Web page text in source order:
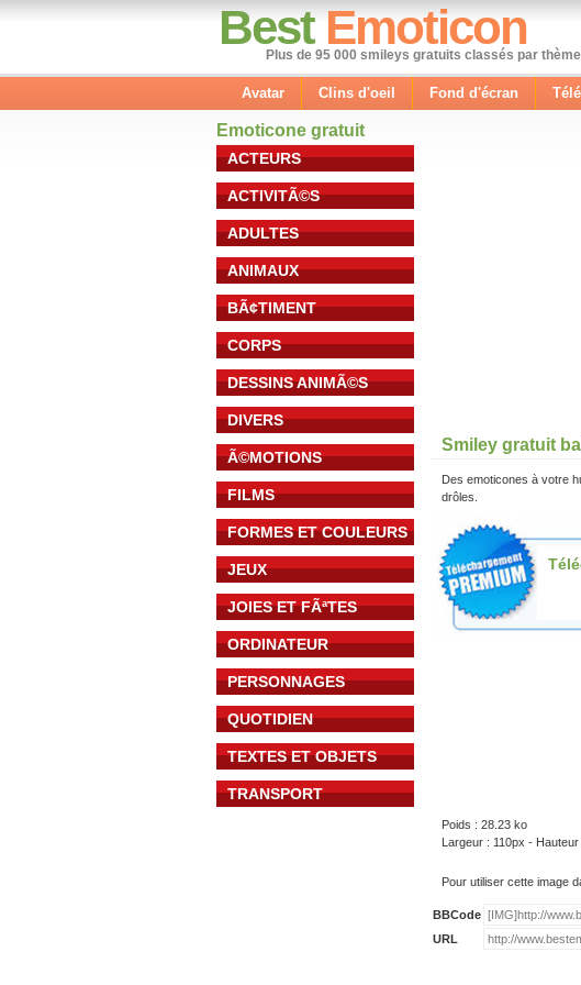
Best Emoticon
Plus de 95 000 smileys gratuits classés par
Avatar Clins d'oeil Fond d'écran
Emoticone gratuit
ACTEURS
ACTIVITÃ©S
ADULTES
ANIMAUX
BÃ¢TIMENT
CORPS
DESSINS ANIMÃ©S
DIVERS
Ã©MOTIONS
FILMS
FORMES ET COULEURS
JEUX
JOIES ET FÃªTES
ORDINATEUR
PERSONNAGES
QUOTIDIEN
TEXTES ET OBJETS
TRANSPORT
Smiley gratuit
Des emoticones à votre
drôles.
Poids : 28.23 ko
Largeur : 110px - Hauteur
Pour utiliser cette image
BBCode
URL